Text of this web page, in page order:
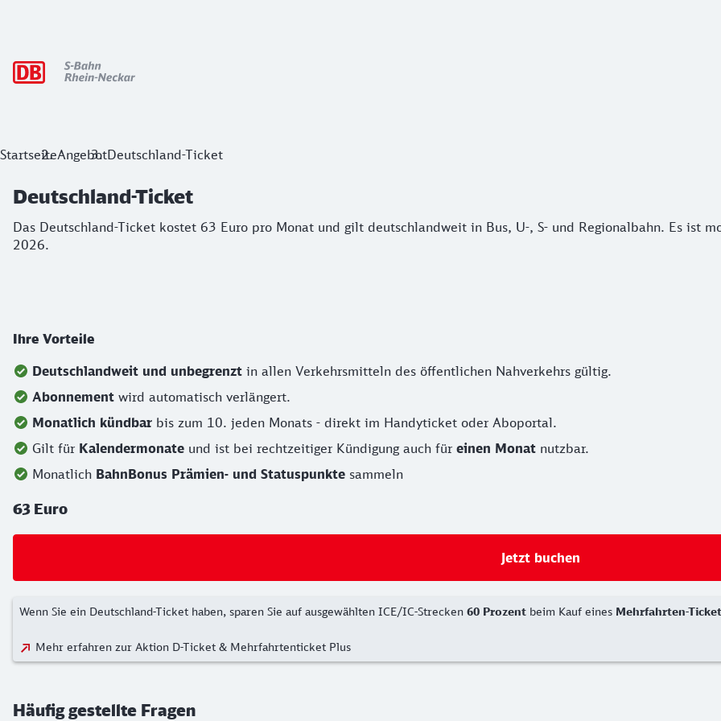
Deutschland-Ticket
Das Deutschland-Ticket kostet 63 Euro pro Monat und gilt deutschlandweit in Bus, U-, S- und Regionalbahn. Es ist
StartseiteAngebotDeutschland-Ticket
Deutschland-Ticket
Das Deutschland-Ticket kostet 63 Euro pro Monat und gilt deutschlandweit in Bus, U-, S- und Regionalbahn. Es ist
2026.
Ihre Vorteile
Deutschlandweit und unbegrenzt in allen Verkehrsmitteln des öffentlichen Nahverkehrs gültig.
Abonnement wird automatisch verlängert.
Monatlich kündbar bis zum 10. jeden Monats - direkt im Handyticket oder Aboportal.
Gilt für Kalendermonate und ist bei rechtzeitiger Kündigung auch für einen Monat nutzbar.
Monatlich BahnBonus Prämien- und Statuspunkte sammeln
63 Euro
Jetzt buchen
Wenn Sie ein Deutschland-Ticket haben, sparen Sie auf ausgewählten ICE/IC-Strecken 60 Prozent beim Kauf eines Mehrfahrten-
Mehr erfahren zur Aktion D-Ticket & Mehrfahrtenticket Plus
Häufig gestellte Fragen